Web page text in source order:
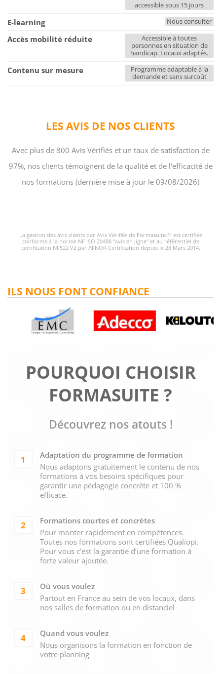
LES AVIS DE NOS CLIENTS
Avec plus de 800 Avis Vérifiés et un taux de satisfaction de
97%, nos clients témoignent de la qualité et de l'efficacité de
nos formations (dernière mise à jour le 09/08/2026)
La gestion des avis clients par Avis Vérifiés de Formasuite.fr est certifiée
conforme à la norme NF ISO 20488 "avis en ligne" et au référentiel de
certification NF522 V2 par AFNOR Certification depuis le 28 Mars 2014.
POURQUOI CHOISIR
FORMASUITE ?
Découvrez nos atouts !
1
Adaptation du programme de formation
Nous adaptons gratuitement le contenu de nos
formations à vos besoins spécifiques pour
garantir une pédagogie concrète et 100 %
efficace.
2
Formations courtes et concrètes
Pour monter rapidement en compétences.
Toutes nos formations sont certifiées Qualiopi.
Pour vous c’est la garantie d’une formation à
forte valeur ajoutée.
3
Où vous voulez
Partout en France au sein de vos locaux, dans
nos salles de formation ou en distanciel
4
Quand vous voulez
Nous organisons la formation en fonction de
votre planning
ILS NOUS FONT CONFIANCE
accessible sous 15 jours
E-learning Nous consulter
Accès mobilité réduite
Accessible à toutes
personnes en situation de
handicap. Locaux adaptés.
Contenu sur mesure
Programme adaptable à la
demande et sans surcoût